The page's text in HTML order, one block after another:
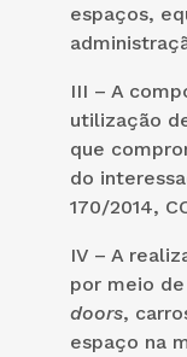
espaços,
III – A
utilização
que
do
170/2014,
IV – A
por meio
doors,
espaço na